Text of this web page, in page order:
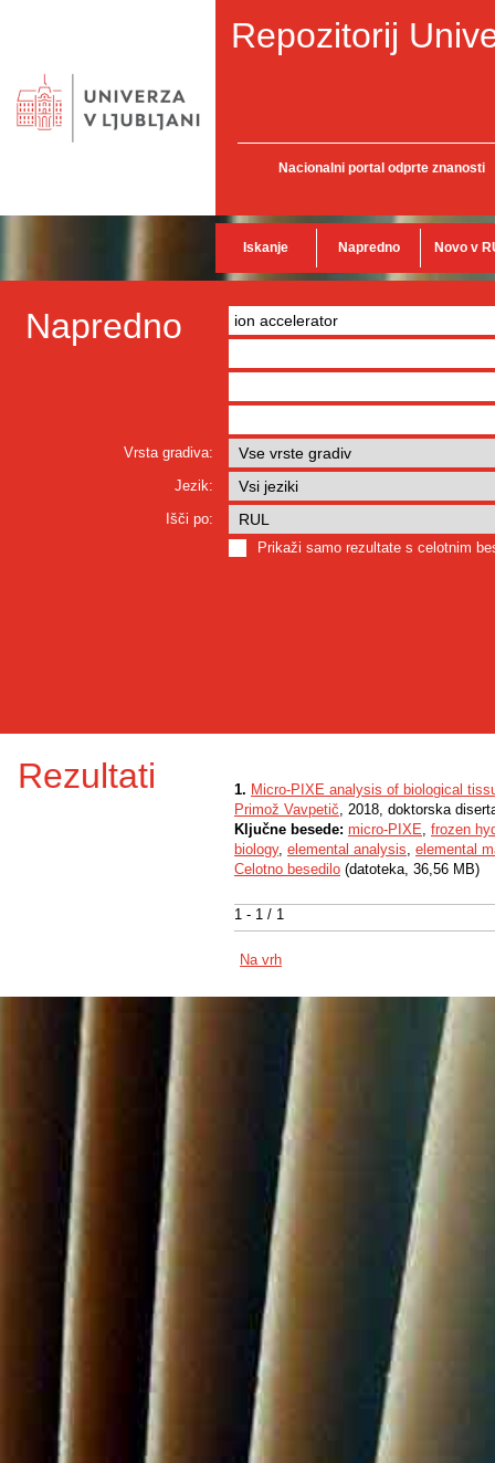
Repozitorij
Nacionalni portal odprte znanosti
Iskanje Napredno Novo v
Napredno
Vrsta gradiva:
Jezik:
Išči po:
Prikaži samo rezultate s celotnim
Rezultati
1 - 1 / 1
1. Micro-PIXE analysis of biological
Primož Vavpetič, 2018, doktorska
Ključne besede: micro-PIXE, frozen
biology, elemental analysis, elemental
Celotno besedilo (datoteka, 36,56 MB)
Na vrh